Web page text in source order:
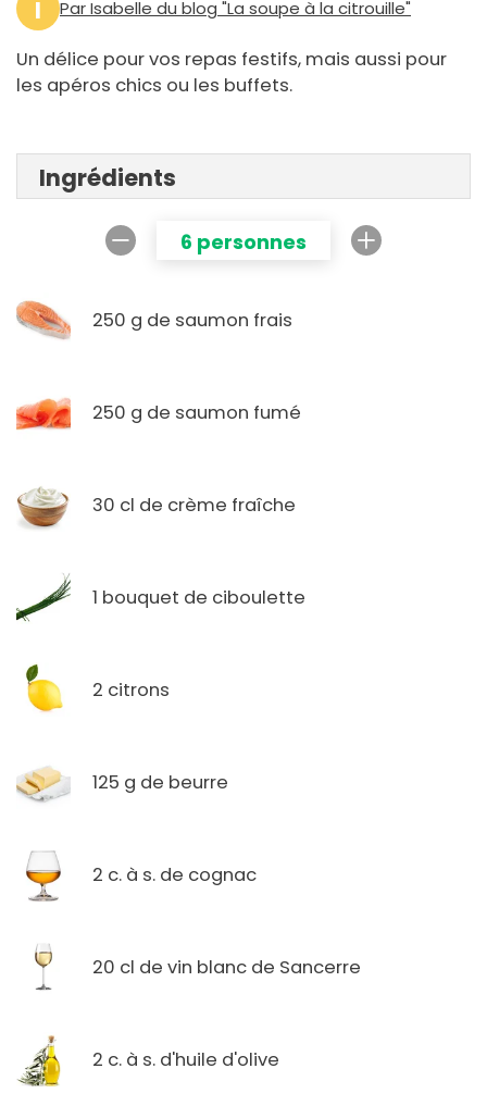
I Par Isabelle du blog "La soupe à la citrouille"
Un délice pour vos repas festifs, mais aussi pour
les apéros chics ou les buffets.
Ingrédients
6 personnes
250 g de saumon frais
250 g de saumon fumé
30 cl de crème fraîche
1 bouquet de ciboulette
2 citrons
125 g de beurre
2 c. à s. de cognac
20 cl de vin blanc de Sancerre
2 c. à s. d'huile d'olive